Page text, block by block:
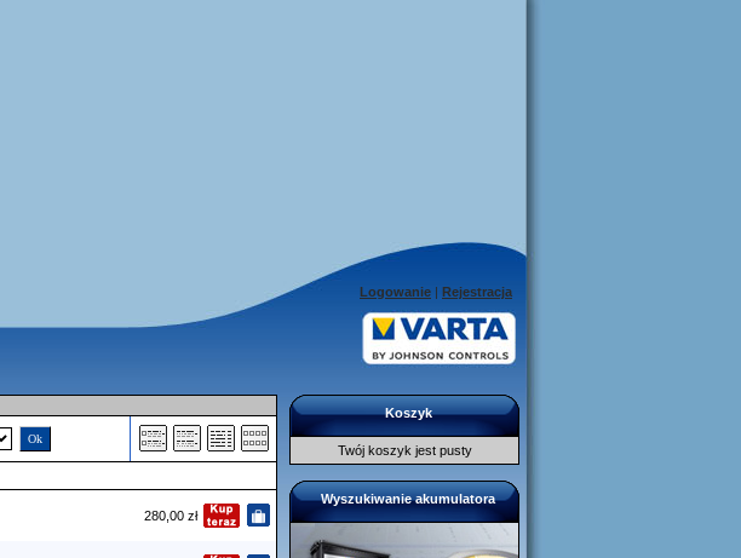
Logowanie | Rejestracja
280,00 zł
Koszyk
Twój koszyk jest pusty
Wyszukiwanie akumulatora